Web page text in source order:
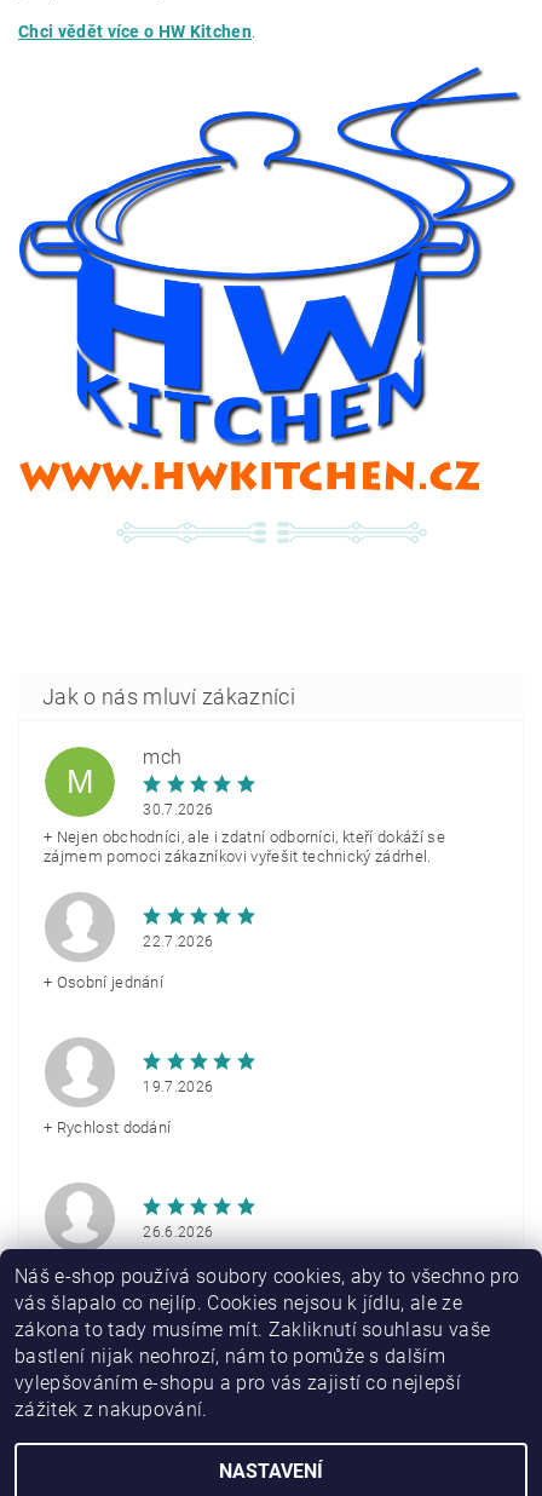
Chci vědět více o HW Kitchen.
M
mch
30.7.2026
+ Nejen obchodníci, ale i zdatní odborníci, kteří dokáží se
zájmem pomoci zákazníkovi vyřešit technický zádrhel.
22.7.2026
+ Osobní jednání
19.7.2026
+ Rychlost dodání
26.6.2026
+ Rychlé doručení
Náš e-shop používá soubory cookies, aby to všechno pro
vás šlapalo co nejlíp. Cookies nejsou k jídlu, ale ze
zákona to tady musíme mít. Zakliknutí souhlasu vaše
bastlení nijak neohrozí, nám to pomůže s dalším
vylepšováním e-shopu a pro vás zajistí co nejlepší
zážitek z nakupování.
NASTAVENÍ